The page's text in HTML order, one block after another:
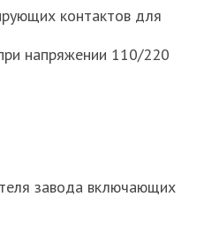
контактов для
напряжении 110/220
завода включающих